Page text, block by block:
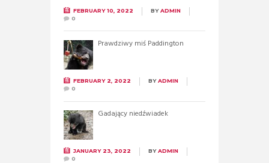
FEBRUARY 10, 2022 BYADMIN
0
Prawdziwy miś Paddington
FEBRUARY 2, 2022 BYADMIN
0
Gadający niedźwiadek
JANUARY 23, 2022 BYADMIN
0